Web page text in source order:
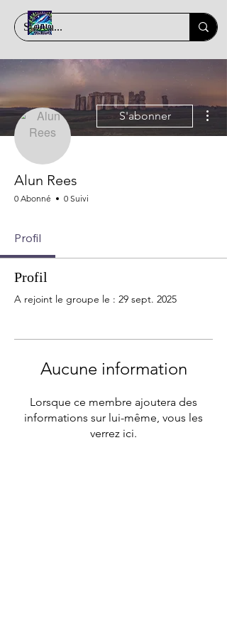
S'abonner
Alun Rees
0 Abonné 0 Suivi
Profil
Profil
A rejoint le groupe le : 29 sept. 2025
Aucune information
Lorsque ce membre ajoutera des
informations sur lui-même, vous les
verrez ici.